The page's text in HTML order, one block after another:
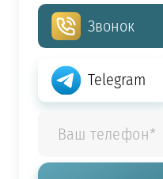
Звонок
Telegram